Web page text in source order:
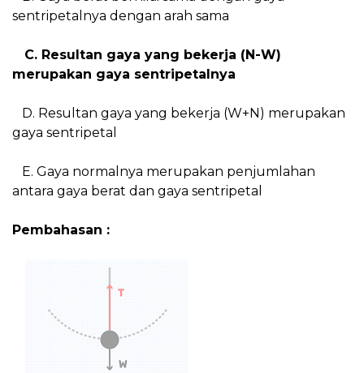
sentripetalnya dengan arah sama
C. Resultan gaya yang bekerja (N-W)
merupakan gaya sentripetalnya
D. Resultan gaya yang bekerja (W+N) merupakan
gaya sentripetal
E. Gaya normalnya merupakan penjumlahan
antara gaya berat dan gaya sentripetal
Pembahasan :